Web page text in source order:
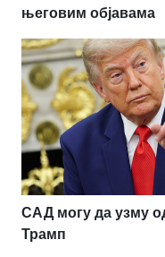
његовим објавама
САД могу да узму
Трамп